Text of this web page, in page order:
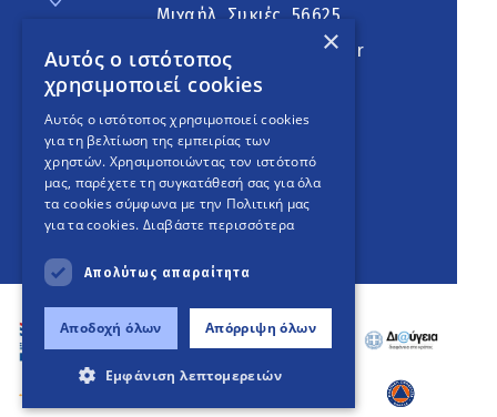
Μιχαήλ, Συκιές, 56625
neapoli.sykies@ddt.gov.gr
Ακολουθήστε
English Version
An project
×
Αυτός ο ιστότοπος
χρησιμοποιεί cookies
Αυτός ο ιστότοπος χρησιμοποιεί cookies
για τη βελτίωση της εμπειρίας των
χρηστών. Χρησιμοποιώντας τον ιστότοπό
μας, παρέχετε τη συγκατάθεσή σας για όλα
τα cookies σύμφωνα με την Πολιτική μας
για τα cookies. Διαβάστε περισσότερα
Απολύτως απαραίτητα
Αποδοχή όλων Απόρριψη όλων
Εμφάνιση λεπτομερειών